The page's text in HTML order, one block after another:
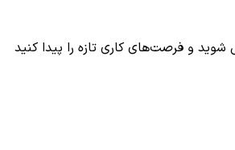
شوید و فرصت‌های کاری تازه را پیدا کنید